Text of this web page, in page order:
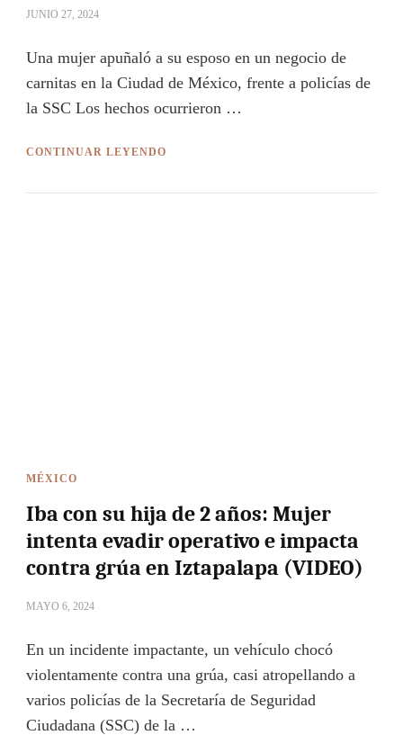
JUNIO 27, 2024
Una mujer apuñaló a su esposo en un negocio de
carnitas en la Ciudad de México, frente a policías de
la SSC Los hechos ocurrieron …
CONTINUAR LEYENDO
MÉXICO
Iba con su hija de 2 años: Mujer
intenta evadir operativo e impacta
contra grúa en Iztapalapa (VIDEO)
MAYO 6, 2024
En un incidente impactante, un vehículo chocó
violentamente contra una grúa, casi atropellando a
varios policías de la Secretaría de Seguridad
Ciudadana (SSC) de la …